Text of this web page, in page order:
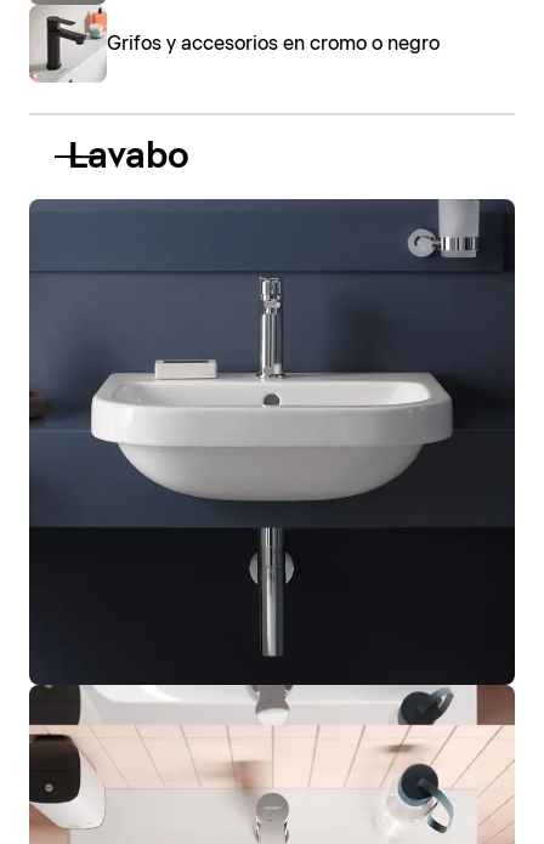
Grifos y accesorios en cromo o negro
Lavabo